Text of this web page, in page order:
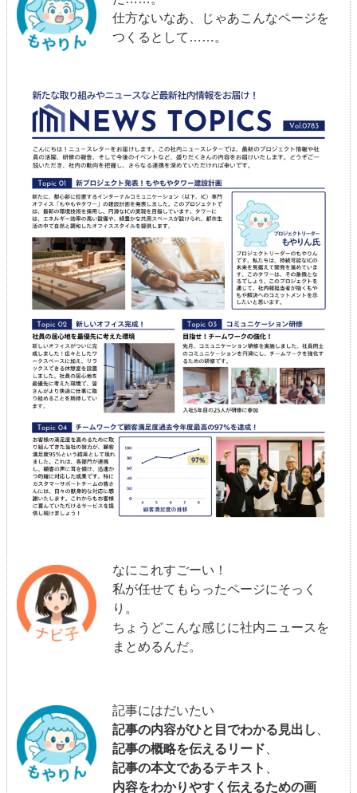
仕方ないなあ、じゃあこんなページを
つくるとして……。
なにこれすごーい！
私が任せてもらったページにそっく
り。
ちょうどこんな感じに社内ニュースを
まとめるんだ。
記事にはだいたい
記事の内容がひと目でわかる見出し
記事の概略を伝えるリード
記事の本文であるテキスト
内容をわかりやすく伝えるための画